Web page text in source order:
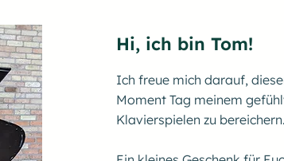
Hi, ich bin Tom!
Ich freue mich darauf,
Moment Tag meinem
Klavierspielen zu bereichern.